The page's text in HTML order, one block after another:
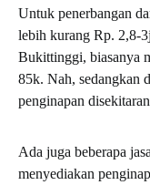
Untuk penerbangan
lebih kurang Rp. 2,8-
Bukittinggi, biasanya
85k. Nah, sedangkan
penginapan
Ada juga beberapa
menyediakan